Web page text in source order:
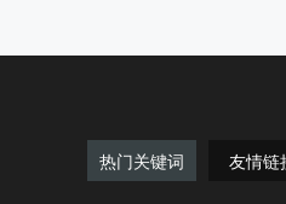
热门关键词 友情链